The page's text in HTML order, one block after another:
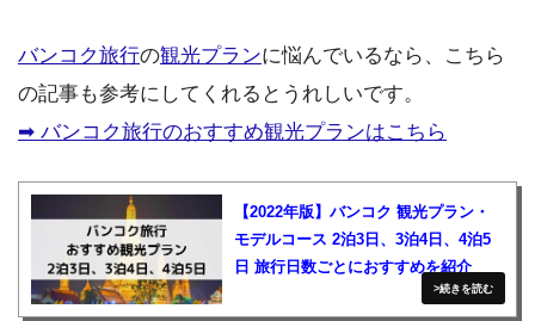
バンコク旅行の観光プランに悩んでいるなら、こちら
の記事も参考にしてくれるとうれしいです。
➡︎ バンコク旅行のおすすめ観光プランはこちら
【2022年版】バンコク 観光プラン・
モデルコース 2泊3日、3泊4日、4泊5
日 旅行日数ごとにおすすめを紹介